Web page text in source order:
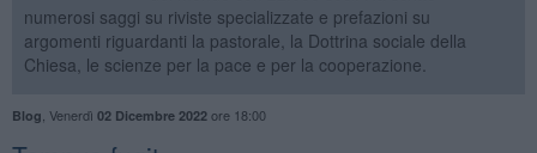
numerosi saggi su riviste specializzate e prefazioni su
argomenti riguardanti la pastorale, la Dottrina sociale della
Chiesa, le scienze per la pace e per la cooperazione.
Blog Venerdì 02 Dicembre 2022ore 18:00